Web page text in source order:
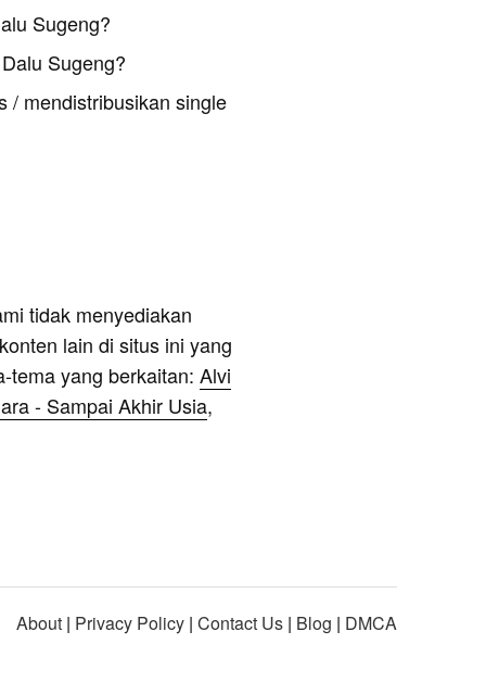
Sugeng?
Sugeng?
/ mendistribusikan single
tidak menyediakan
lain di situs ini yang
tema yang berkaitan: Alvi
- Sampai Akhir Usia,
About | Privacy Policy | Contact Us | Blog | DMCA